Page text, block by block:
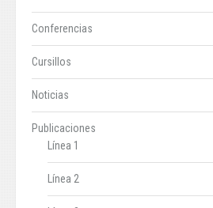
Conferencias
Cursillos
Noticias
Publicaciones
Línea 1
Línea 2